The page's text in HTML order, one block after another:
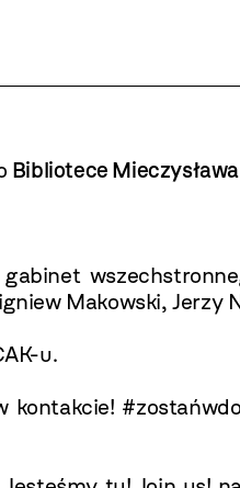
Bibliotece
Makowski, Jerzy
u.